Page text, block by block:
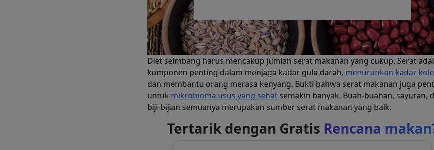
Diet seimbang harus mencakup jumlah serat makanan yang cukup. Serat
komponen penting dalam menjaga kadar gula darah, menurunkan kadar
dan membantu orang merasa kenyang. Bukti bahwa serat makanan juga
untuk mikrobioma usus yang sehat semakin banyak. Buah-buahan, sayuran,
biji-bijian semuanya merupakan sumber serat makanan yang baik.
Tertarik dengan Gratis Rencana